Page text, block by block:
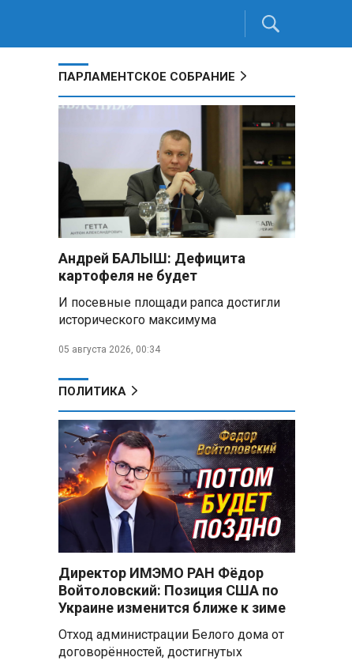
ПАРЛАМЕНТСКОЕ СОБРАНИЕ
Андрей БАЛЫШ: Дефицита
картофеля не будет
И посевные площади рапса достигли
исторического максимума
05 августа 2026, 00:34
ПОЛИТИКА
Директор ИМЭМО РАН Фёдор
Войтоловский: Позиция США по
Украине изменится ближе к зиме
Отход администрации Белого дома от
договорённостей, достигнутых